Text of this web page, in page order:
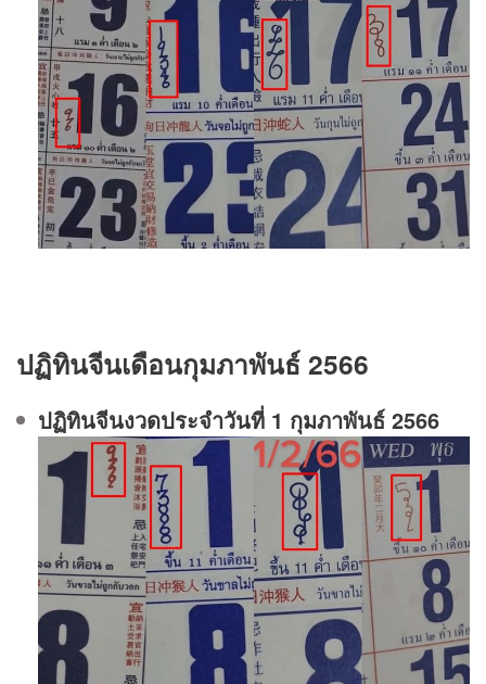
ปฏิทินจีนเดือนกุมภาพันธ์ 2566
ปฏิทินจีนงวดประจําวันที่ 1 กุมภาพันธ์ 2566